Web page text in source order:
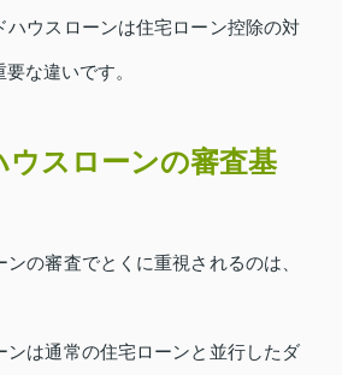
ハウスローンは住宅ローン控除の対
な違いです。
ウスローンの審査基
の審査でとくに重視されるのは、
ンは通常の住宅ローンと並行したダ